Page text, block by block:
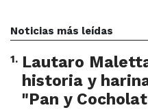
Noticias más leídas
1. Lautaro
historia y
"Pan y